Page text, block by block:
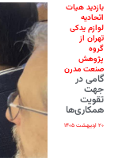
بازدید هیات
اتحادیه
لوازم یدکی
تهران از
گروه
پژوهش
صنعت مدرن
گامی در
جهت
تقویت
همکاری‌ها
۲۰ اردیبهشت ۱۴۰۵